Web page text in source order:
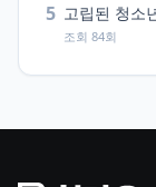
5 고립된 청소
조회 84회